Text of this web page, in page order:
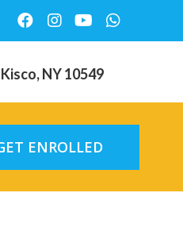
NY 10549
ENROLLED